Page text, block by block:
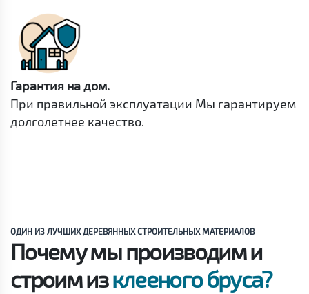
Гарантия на дом.
При правильной эксплуатации Мы гарантируем
долголетнее качество.
ОДИН ИЗ ЛУЧШИХ ДЕРЕВЯННЫХ СТРОИТЕЛЬНЫХ МАТЕРИАЛОВ
Почему мы производим и
строим изклееного бруса?